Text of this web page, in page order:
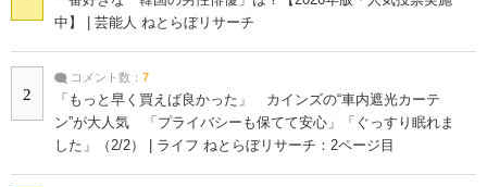
中】 | 芸能人 ねとらぼリサーチ
2
コメント数： 7
「もっと早く買えば良かった」 カインズの“車内遮光カーテ
ン”が大人気 「プライバシーも保てて安心」「ぐっすり眠れま
した」（2/2） | ライフ ねとらぼリサーチ：2ページ目